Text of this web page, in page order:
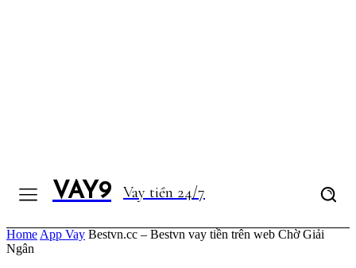
VAY9 Vay tiền 24/7
Home App Vay Bestvn.cc – Bestvn vay tiền trên web Chờ Giải
Ngân